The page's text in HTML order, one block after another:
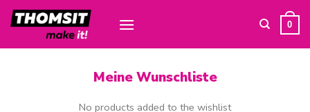
Skip
0
Meine Wunschliste
No products added to the wishlist